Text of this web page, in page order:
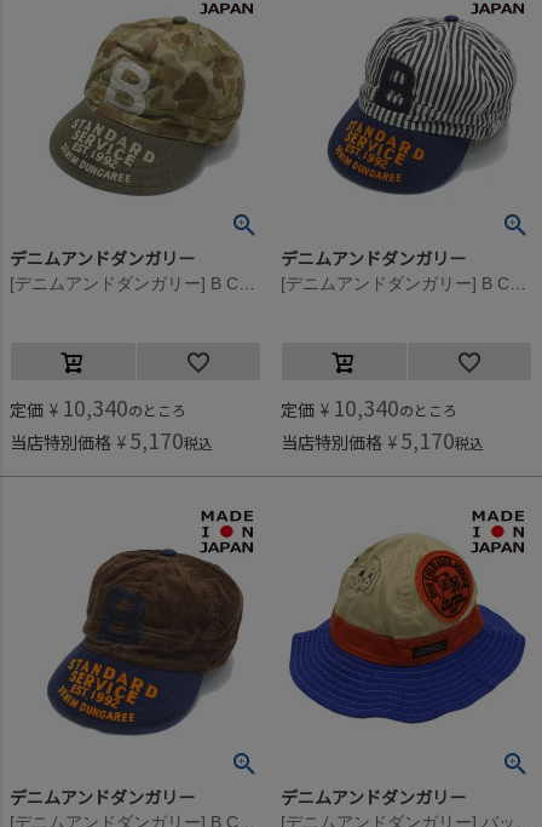
デニムアンドダンガリー
定価 ¥ 10,340のところ
当店特別価格 ¥ 5,170税込
デニムアンドダンガリー
定価 ¥ 10,340のところ
当店特別価格 ¥ 5,170税込
デニムアンドダンガリー デニムアンドダンガリー